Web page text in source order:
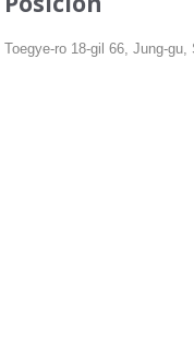
Toegye-ro 18-gil 66, Jung-gu,